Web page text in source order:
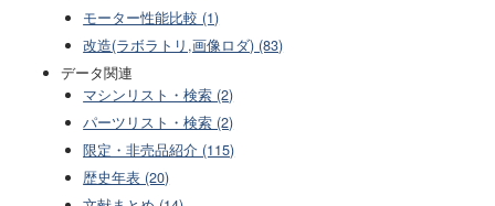
モーター性能比較 (1)
改造(ラボラトリ,画像ロダ) (83)
データ関連
マシンリスト・検索 (2)
パーツリスト・検索 (2)
限定・非売品紹介 (115)
歴史年表 (20)